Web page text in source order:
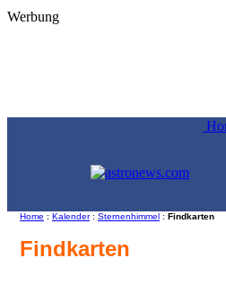
Home : Kalender : Sternenhimmel : Findkarten
Findkarten
Werbung